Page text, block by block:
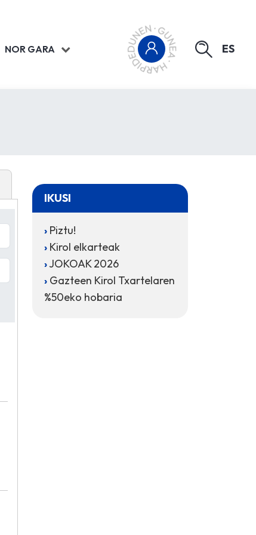
NOR GARA ES
IKUSI
Piztu!
Kirol elkarteak
JOKOAK 2026
Gazteen Kirol Txartelaren
%50eko hobaria